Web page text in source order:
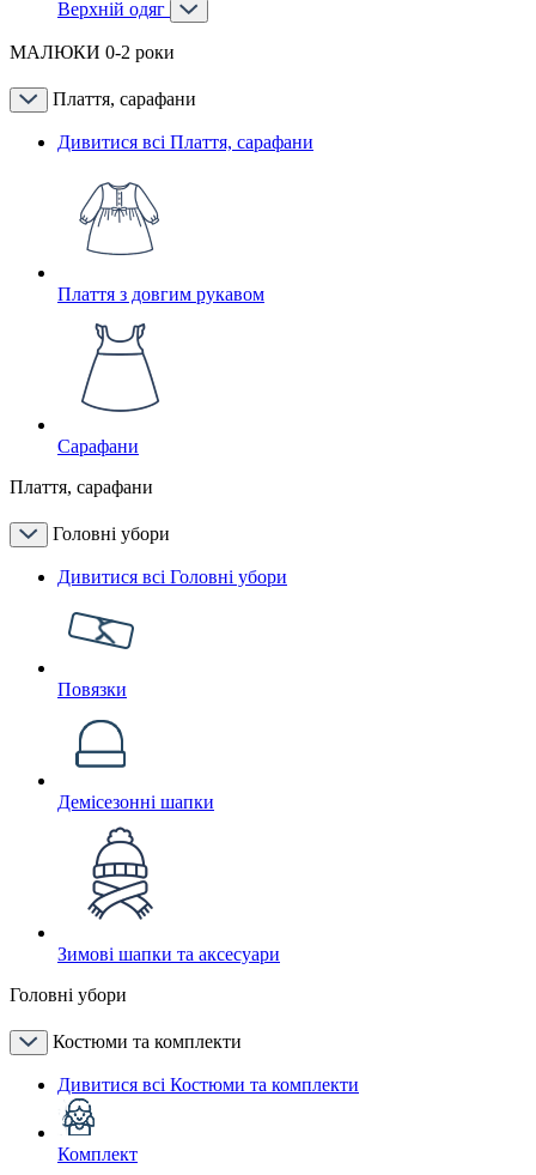
Верхній одяг
МАЛЮКИ 0-2 роки
Плаття, сарафани
Дивитися всі Плаття, сарафани
Плаття з довгим рукавом
Сарафани
Плаття, сарафани
Головні убори
Дивитися всі Головні убори
Повязки
Демісезонні шапки
Зимові шапки та аксесуари
Головні убори
Костюми та комплекти
Дивитися всі Костюми та комплекти
Комплект